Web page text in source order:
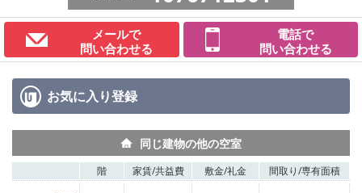
メールで
問い合わせる
電話で
問い合わせる
お気に入り登録
同じ建物の他の空室
階 家賃/共益費 敷金/礼金 間取り/専有面積